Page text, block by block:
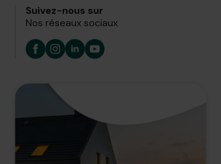
Suivez-nous sur
Nos réseaux sociaux